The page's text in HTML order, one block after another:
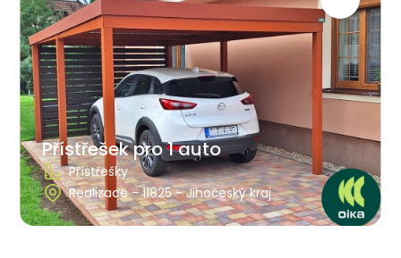
Přístřešek pro 1 auto
Přístřešky
Realizace - 11825 - Jihočeský kraj